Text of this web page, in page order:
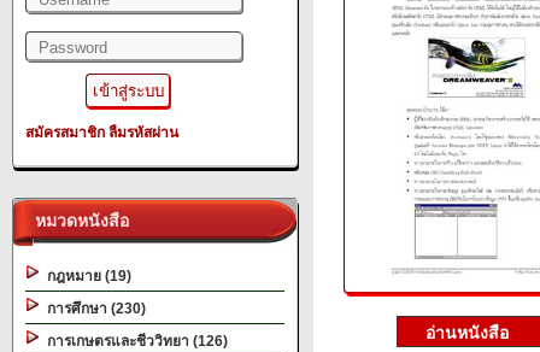
สมัครสมาชิก ลืมรหัสผ่าน
หมวดหนังสือ
กฎหมาย (19)
การศึกษา (230)
การเกษตรและชีววิทยา (126)